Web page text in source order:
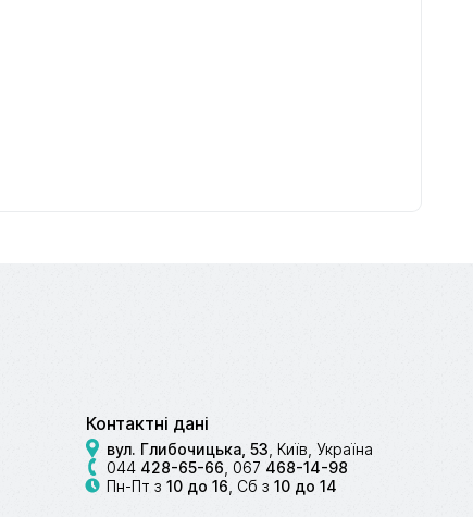
Контактні дані
вул. Глибочицька, 53 , Київ, Україна
044 428-65-66 067 468-14-98
Пн-Пт з 10 до 16 , Сб з 10 до 14